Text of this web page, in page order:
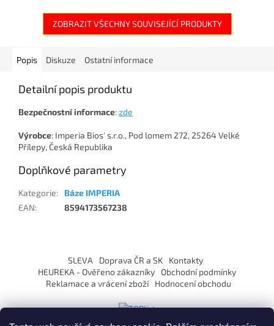
ZOBRAZIT VŠECHNY SOUVISEJÍCÍ PRODUKTY
Popis Diskuze Ostatní informace
Detailní popis produktu
Bezpečnostní informace:zde
Výrobce: Imperia Bios' s.r.o., Pod lomem 272, 25264 Velké
Přílepy, Česká Republika
Doplňkové parametry
Kategorie:
Báze IMPERIA
EAN: 8594173567238
í
SLEVA Doprava ČR a SK
Kontakty
HEUREKA - Ověřeno zákazníky
Obchodní podmínky
Reklamace a vrácení zboží
Hodnocení obchodu